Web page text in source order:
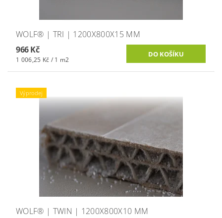
WOLF® | TRI | 1200X800X15 MM
966 Kč
1 006,25 Kč / 1 m2
Výprodej
WOLF® | TWIN | 1200X800X10 MM